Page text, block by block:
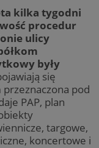
kilka tygodni
procedur
ulicy
były
się
pod
PAP, plan
targowe,
koncertowe i